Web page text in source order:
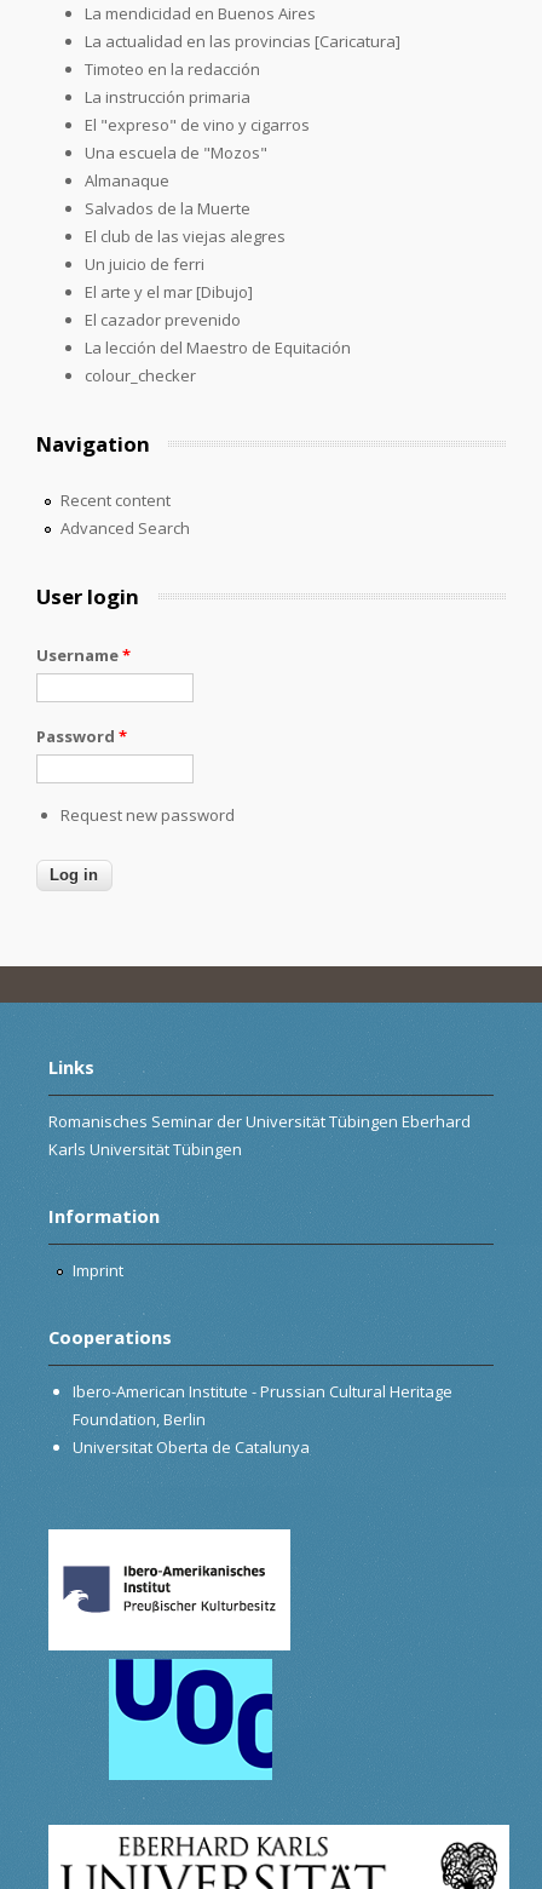
La mendicidad en Buenos Aires
La actualidad en las provincias [Caricatura]
Timoteo en la redacción
La instrucción primaria
El "expreso" de vino y cigarros
Una escuela de "Mozos"
Almanaque
Salvados de la Muerte
El club de las viejas alegres
Un juicio de ferri
El arte y el mar [Dibujo]
El cazador prevenido
La lección del Maestro de Equitación
colour_checker
Navigation
Recent content
Advanced Search
User login
Username*
Password *
Request new password
Links
Romanisches Seminar der Universität Tübingen Eberhard
Karls Universität Tübingen
Information
Imprint
Cooperations
Ibero-American Institute - Prussian Cultural Heritage
Foundation, Berlin
Universitat Oberta de Catalunya